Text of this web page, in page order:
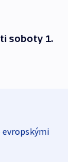
soboty 1.
evropskými